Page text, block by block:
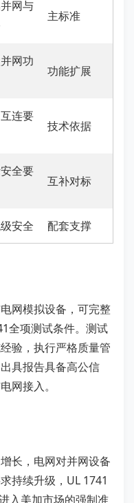
网与
主标准
网功
功能扩展
连要
技术依据
全要
互补对标
安全 配套支撑
网模拟设备，可完整
全项测试条件。测试
验，执行严格质量管
具报告具备高公信
网接入。
长，电网对并网设备
持续升级，UL 1741
入美加市场的强制准